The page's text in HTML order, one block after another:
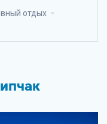
отдых